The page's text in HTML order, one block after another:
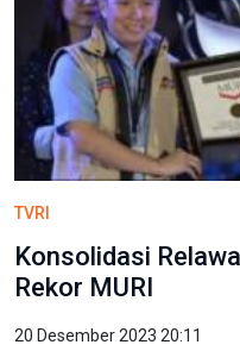
TVRI
Konsolidasi
Rekor MURI
20 Desember 2023 20:11